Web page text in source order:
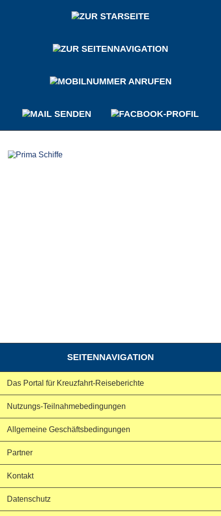
SEITENNAVIGATION
Das Portal für Kreuzfahrt-Reiseberichte
Nutzungs-Teilnahmebedingungen
Allgemeine Geschäftsbedingungen
Partner
Kontakt
Datenschutz